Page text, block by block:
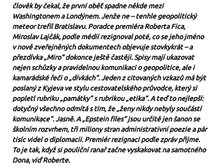
člověk by čekal, že první oběť spadne někde mezi
Washingtonem a Londýnem. Jenže ne – tenhle geopolitický
meteor trefil Bratislavu. Poradce premiéra Roberta Fica,
Miroslav Lajčák, podle médií rezignoval poté, co se jeho jméno
v nově zveřejněných dokumentech objevuje stovkykrát – a
přezdívka „Miro“ dokonce ještě častěji. Spisy mají ukazovat
nejen schůzky a pravidelnou komunikaci o geopolitice, ale i
kamarádské řeči o „dívkách“. Jeden z citovaných vzkazů má být
poslaný z Kyjeva ve stylu cestovatelského průvodce, který si
popletl rubriku „památky“ s rubrikou „etika“. A teď to nejlepší:
dotyčný všechno odmítá s tím, že „ženy nikdy nebyly součástí
komunikace“. Jasně. A „Epstein files“ jsou určitě jen šanon se
školním rozvrhem, tři miliony stran administrativní poezie a pár
tisíc videí o diplomacii. Premiér rezignaci podle zpráv přijme.
To je tak, když si pouliční ranař začne vyskakovat na samotného
Dona, viď Roberte.